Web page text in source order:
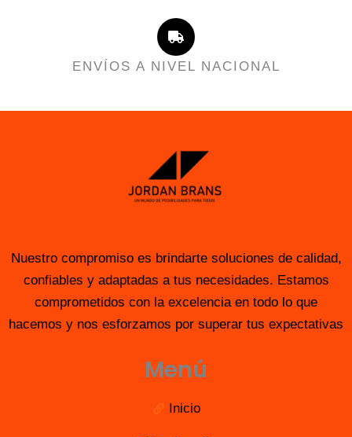
ENVÍOS A NIVEL NACIONAL
Nuestro compromiso es brindarte soluciones de calidad,
confiables y adaptadas a tus necesidades. Estamos
comprometidos con la excelencia en todo lo que
hacemos y nos esforzamos por superar tus expectativas
Menú
Inicio